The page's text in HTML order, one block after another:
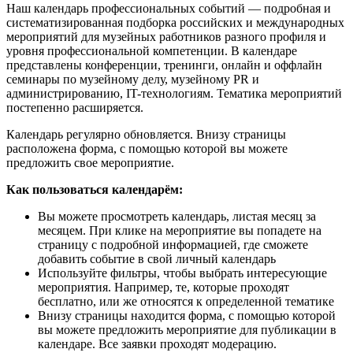
Наш календарь профессиональных событий — подробная и
систематизированная подборка российских и международных
мероприятий для музейных работников разного профиля и
уровня профессиональной компетенции. В календаре
представлены конференции, тренинги, онлайн и оффлайн
семинары по музейному делу, музейному PR и
администрированию, IT-технологиям. Тематика мероприятий
постепенно расширяется.
Календарь регулярно обновляется. Внизу страницы
расположена форма, с помощью которой вы можете
предложить свое мероприятие.
Как пользоваться календарём:
Вы можете просмотреть календарь, листая месяц за
месяцем. При клике на мероприятие вы попадете на
страницу с подробной информацией, где сможете
добавить событие в свой личный календарь
Используйте фильтры, чтобы выбрать интересующие
мероприятия. Например, те, которые проходят
бесплатно, или же относятся к определенной тематике
Внизу страницы находится форма, с помощью которой
вы можете предложить мероприятие для публикации в
календаре. Все заявки проходят модерацию.